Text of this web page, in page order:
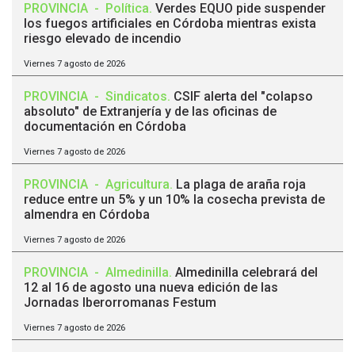
PROVINCIA - Política. Verdes EQUO pide suspender
los fuegos artificiales en Córdoba mientras exista
riesgo elevado de incendio
Viernes 7 agosto de 2026
PROVINCIA - Sindicatos. CSIF alerta del "colapso
absoluto" de Extranjería y de las oficinas de
documentación en Córdoba
Viernes 7 agosto de 2026
PROVINCIA - Agricultura. La plaga de araña roja
reduce entre un 5% y un 10% la cosecha prevista de
almendra en Córdoba
Viernes 7 agosto de 2026
PROVINCIA - Almedinilla. Almedinilla celebrará del
12 al 16 de agosto una nueva edición de las
Jornadas Iberorromanas Festum
Viernes 7 agosto de 2026